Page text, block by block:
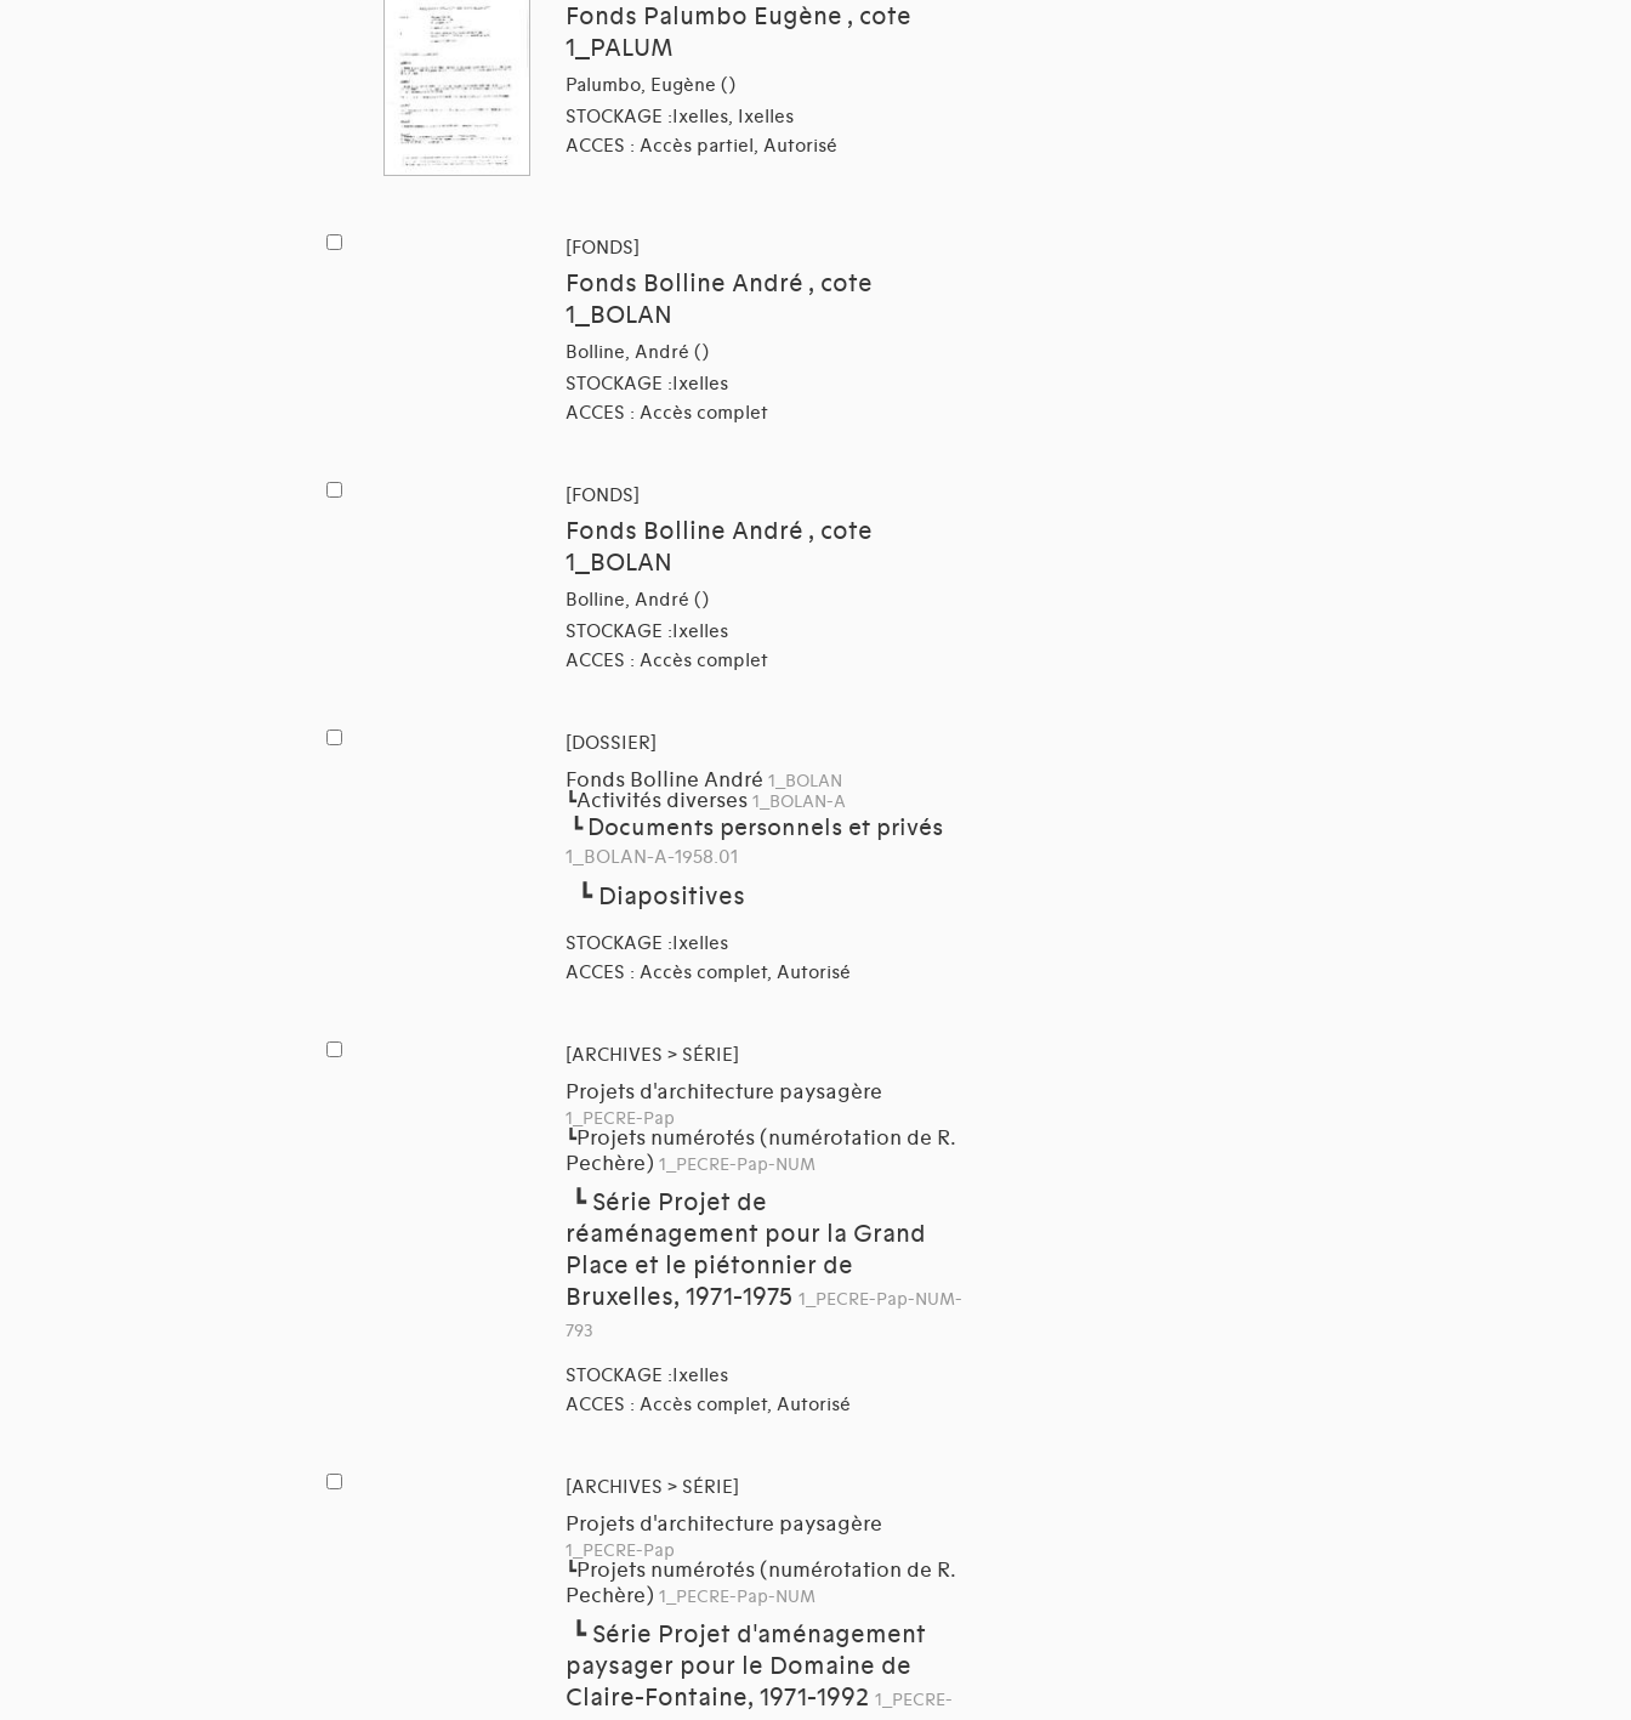
Fonds Palumbo Eugène , cote
1_PALUM
Palumbo, Eugène ()
STOCKAGE :Ixelles, Ixelles
ACCES : Accès partiel, Autorisé
[FONDS]
Fonds Bolline André , cote
1_BOLAN
Bolline, André ()
STOCKAGE :Ixelles
ACCES : Accès complet
[FONDS]
Fonds Bolline André , cote
1_BOLAN
Bolline, André ()
STOCKAGE :Ixelles
ACCES : Accès complet
[DOSSIER]
Fonds Bolline André 1_BOLAN
┗Activités diverses 1_BOLAN-A
┗ Documents personnels et privés
1_BOLAN-A-1958.01
┗Diapositives
STOCKAGE :Ixelles
ACCES : Accès complet, Autorisé
[ARCHIVES > SÉRIE]
Projets d'architecture paysagère
1_PECRE-Pap
┗Projets numérotés (numérotation de R.
Pechère) 1_PECRE-Pap-NUM
┗ Série Projet de
réaménagement pour la Grand
Place et le piétonnier de
Bruxelles, 1971-1975 1_PECRE-Pap-NUM-
793
STOCKAGE :Ixelles
ACCES : Accès complet, Autorisé
[ARCHIVES > SÉRIE]
Projets d'architecture paysagère
1_PECRE-Pap
┗Projets numérotés (numérotation de R.
Pechère) 1_PECRE-Pap-NUM
┗ Série Projet d'aménagement
paysager pour le Domaine de
Claire-Fontaine, 1971-1992 1_PECRE-